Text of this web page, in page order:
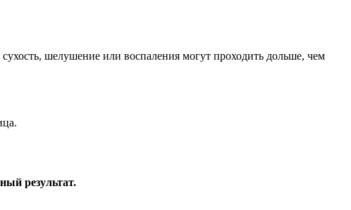
шелушение или воспаления могут проходить дольше, чем
результат.